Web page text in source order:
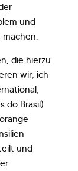
und
machen.
die hierzu
wir, ich
do Brasil)
und